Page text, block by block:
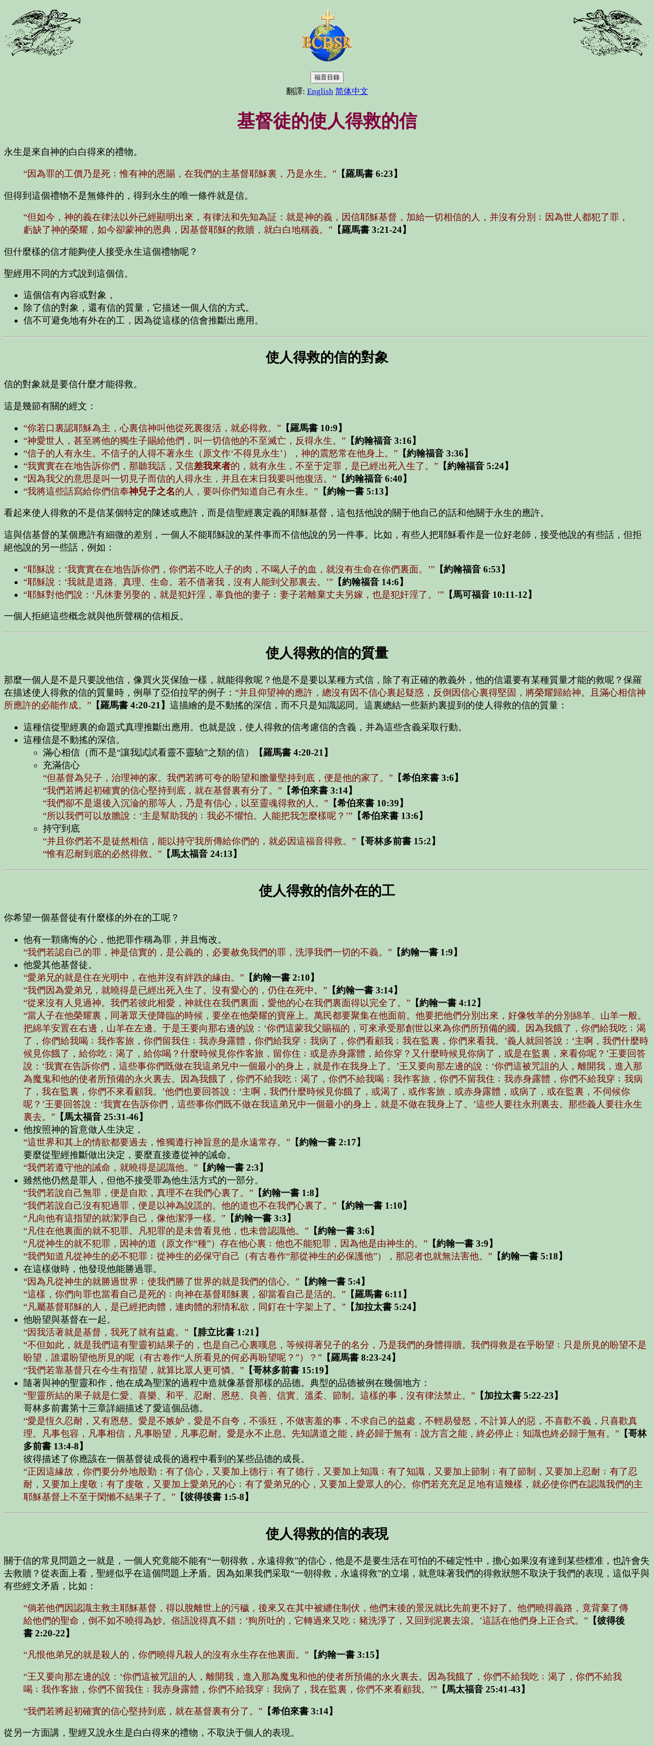
福音目錄
翻譯: English 简体中文
基督徒的使人得救的信
永生是來自神的白白得來的禮物。
“因為罪的工價乃是死﹔惟有神的恩賜，在我們的主基督耶穌裏，乃是永生。” 【羅馬書 6:23】
但得到這個禮物不是無條件的，得到永生的唯一條件就是信。
“但如今，神的義在律法以外已經顯明出來，有律法和先知為証：就是神的義，因信耶穌基督，加給一切相信的人，并沒有分別﹔因為世人都犯了罪，
虧缺了神的榮耀，如今卻蒙神的恩典，因基督耶穌的救贖，就白白地稱義。” 【羅馬書 3:21-24】
但什麼樣的信才能夠使人接受永生這個禮物呢？
聖經用不同的方式說到這個信。
這個信有內容或對象，
除了信的對象，還有信的質量，它描述一個人信的方式。
信不可避免地有外在的工，因為從這樣的信會推斷出應用。
使人得救的信的對象
信的對象就是要信什麼才能得救。
這是幾節有關的經文：
“你若口裏認耶穌為主，心裏信神叫他從死裏復活，就必得救。” 【羅馬書 10:9】
“神愛世人，甚至將他的獨生子賜給他們，叫一切信他的不至滅亡，反得永生。” 【約翰福音 3:16】
“信子的人有永生。不信子的人得不著永生（原文作‘不得見永生’），神的震怒常在他身上。” 【約翰福音 3:36】
“我實實在在地告訴你們，那聽我話，又信差我來者的，就有永生，不至于定罪，是已經出死入生了。” 【約翰福音 5:24】
“因為我父的意思是叫一切見子而信的人得永生，并且在末日我要叫他復活。” 【約翰福音 6:40】
“我將這些話寫給你們信奉神兒子之名的人，要叫你們知道自己有永生。” 【約翰一書 5:13】
看起來使人得救的不是信某個特定的陳述或應許，而是信聖經裏定義的耶穌基督，這包括他說的關于他自己的話和他關于永生的應許。
這與信基督的某個應許有細微的差別，一個人不能耶穌說的某件事而不信他說的另一件事。比如，有些人把耶穌看作是一位好老師，接受他說的有些話，但拒
絕他說的另一些話，例如：
“耶穌說：‘我實實在在地告訴你們，你們若不吃人子的肉，不喝人子的血，就沒有生命在你們裏面。’” 【約翰福音 6:53】
“耶穌說：‘我就是道路、真理、生命。若不借著我，沒有人能到父那裏去。’” 【約翰福音 14:6】
“耶穌對他們說：‘凡休妻另娶的，就是犯奸淫，辜負他的妻子﹔妻子若離棄丈夫另嫁，也是犯奸淫了。’” 【馬可福音 10:11-12】
一個人拒絕這些概念就與他所聲稱的信相反。
使人得救的信的質量
那麼一個人是不是只要說他信，像買火災保險一樣，就能得救呢？他是不是要以某種方式信，除了有正確的教義外，他的信還要有某種質量才能的救呢？保羅
在描述使人得救的信的質量時，例舉了亞伯拉罕的例子： “并且仰望神的應許，總沒有因不信心裏起疑惑，反倒因信心裏得堅固，將榮耀歸給神。且滿心相信神
所應許的必能作成。” 【羅馬書 4:20-21】 這描繪的是不動搖的深信，而不只是知識認同。這裏總結一些新約裏提到的使人得救的信的質量：
這種信從聖經裏的命題式真理推斷出應用。也就是說，使人得救的信考慮信的含義，并為這些含義采取行動。
這種信是不動搖的深信。
滿心相信（而不是“讓我試試看靈不靈驗”之類的信）
【羅馬書 4:20-21】
充滿信心
“但基督為兒子，治理神的家。我們若將可夸的盼望和膽量堅持到底，便是他的家了。” 【希伯來書 3:6】
“我們若將起初確實的信心堅持到底，就在基督裏有分了。” 【希伯來書 3:14】
“我們卻不是退後入沉淪的那等人，乃是有信心，以至靈魂得救的人。” 【希伯來書 10:39】
“所以我們可以放膽說：‘主是幫助我的﹔我必不懼怕。人能把我怎麼樣呢？’” 【希伯來書 13:6】
持守到底
“并且你們若不是徒然相信，能以持守我所傳給你們的，就必因這福音得救。” 【哥林多前書 15:2】
“惟有忍耐到底的必然得救。” 【馬太福音 24:13】
使人得救的信外在的工
你希望一個基督徒有什麼樣的外在的工呢？
他有一顆痛悔的心，他把罪作稱為罪，并且悔改。
“我們若認自己的罪，神是信實的，是公義的，必要赦免我們的罪，洗淨我們一切的不義。” 【約翰一書 1:9】
他愛其他基督徒。
“愛弟兄的就是住在光明中，在他并沒有絆跌的緣由。” 【約翰一書 2:10】
“我們因為愛弟兄，就曉得是已經出死入生了。沒有愛心的，仍住在死中。” 【約翰一書 3:14】
“從來沒有人見過神。我們若彼此相愛，神就住在我們裏面，愛他的心在我們裏面得以完全了。” 【約翰一書 4:12】
“當人子在他榮耀裏，同著眾天使降臨的時候，要坐在他榮耀的寶座上。萬民都要聚集在他面前。他要把他們分別出來，好像牧羊的分別綿羊、山羊一般。
把綿羊安置在右邊，山羊在左邊。于是王要向那右邊的說：‘你們這蒙我父賜福的，可來承受那創世以來為你們所預備的國。因為我餓了，你們給我吃﹔渴
了，你們給我喝﹔我作客旅，你們留我住﹔我赤身露體，你們給我穿﹔我病了，你們看顧我﹔我在監裏，你們來看我。’義人就回答說：‘主啊，我們什麼時
候見你餓了，給你吃﹔渴了，給你喝？什麼時候見你作客旅，留你住﹔或是赤身露體，給你穿？又什麼時候見你病了，或是在監裏，來看你呢？’王要回答
說：‘我實在告訴你們，這些事你們既做在我這弟兄中一個最小的身上，就是作在我身上了。’王又要向那左邊的說：‘你們這被咒詛的人，離開我，進入那
為魔鬼和他的使者所預備的永火裏去。因為我餓了，你們不給我吃﹔渴了，你們不給我喝﹔我作客旅，你們不留我住﹔我赤身露體，你們不給我穿﹔我病
了，我在監裏，你們不來看顧我。’他們也要回答說：‘主啊，我們什麼時候見你餓了，或渴了，或作客旅，或赤身露體，或病了，或在監裏，不伺候你
呢？’王要回答說：‘我實在告訴你們，這些事你們既不做在我這弟兄中一個最小的身上，就是不做在我身上了。’這些人要往永刑裏去。那些義人要往永生
裏去。” 【馬太福音 25:31-46】
他按照神的旨意做人生決定，
“這世界和其上的情欲都要過去，惟獨遵行神旨意的是永遠常存。” 【約翰一書 2:17】
要麼從聖經推斷做出決定，要麼直接遵從神的誡命。
“我們若遵守他的誡命，就曉得是認識他。” 【約翰一書 2:3】
雖然他仍然是罪人，但他不接受罪為他生活方式的一部分。
“我們若說自己無罪，便是自欺，真理不在我們心裏了。” 【約翰一書 1:8】
“我們若說自己沒有犯過罪，便是以神為說謊的。他的道也不在我們心裏了。” 【約翰一書 1:10】
“凡向他有這指望的就潔淨自己，像他潔淨一樣。” 【約翰一書 3:3】
“凡住在他裏面的就不犯罪。凡犯罪的是未曾看見他，也未曾認識他。” 【約翰一書 3:6】
“凡從神生的就不犯罪，因神的道（原文作“種”）存在他心裏﹔他也不能犯罪，因為他是由神生的。” 【約翰一書 3:9】
“我們知道凡從神生的必不犯罪﹔從神生的必保守自己（有古卷作“那從神生的必保護他”），那惡者也就無法害他。” 【約翰一書 5:18】
在這樣做時，他發現他能勝過罪。
“因為凡從神生的就勝過世界﹔使我們勝了世界的就是我們的信心。” 【約翰一書 5:4】
“這樣，你們向罪也當看自己是死的﹔向神在基督耶穌裏，卻當看自己是活的。” 【羅馬書 6:11】
“凡屬基督耶穌的人，是已經把肉體，連肉體的邪情私欲，同釘在十字架上了。” 【加拉太書 5:24】
他盼望與基督在一起。
“因我活著就是基督，我死了就有益處。” 【腓立比書 1:21】
“不但如此，就是我們這有聖靈初結果子的，也是自己心裏嘆息，等候得著兒子的名分，乃是我們的身體得贖。我們得救是在乎盼望﹔只是所見的盼望不是
盼望，誰還盼望他所見的呢（有古卷作“人所看見的何必再盼望呢？”）？” 【羅馬書 8:23-24】
“我們若靠基督只在今生有指望，就算比眾人更可憐。” 【哥林多前書 15:19】
隨著與神的聖靈和作，他在成為聖潔的過程中造就像基督那樣的品德。典型的品德被例在幾個地方：
“聖靈所結的果子就是仁愛、喜樂、和平、忍耐、恩慈、良善、信實、溫柔、節制。這樣的事，沒有律法禁止。” 【加拉太書 5:22-23】
哥林多前書第十三章詳細描述了愛這個品德。
“愛是恆久忍耐，又有恩慈。愛是不嫉妒，愛是不自夸，不張狂，不做害羞的事，不求自己的益處，不輕易發怒，不計算人的惡，不喜歡不義，只喜歡真
理。凡事包容，凡事相信，凡事盼望，凡事忍耐。愛是永不止息。先知講道之能，終必歸于無有﹔說方言之能，終必停止﹔知識也終必歸于無有。” 【哥林
多前書 13:4-8】
彼得描述了你應該在一個基督徒成長的過程中看到的某些品德的成長。
“正因這緣故，你們要分外地殷勤：有了信心，又要加上德行﹔有了德行，又要加上知識﹔有了知識，又要加上節制﹔有了節制，又要加上忍耐﹔有了忍
耐，又要加上虔敬﹔有了虔敬，又要加上愛弟兄的心﹔有了愛弟兄的心，又要加上愛眾人的心。你們若充充足足地有這幾樣，就必使你們在認識我們的主
耶穌基督上不至于閑懶不結果子了。” 【彼得後書 1:5-8】
使人得救的信的表現
關于信的常見問題之一就是，一個人究竟能不能有“一朝得救，永遠得救”的信心，他是不是要生活在可怕的不確定性中，擔心如果沒有達到某些標准，也許會失
去救贖？從表面上看，聖經似乎在這個問題上矛盾。因為如果我們采取“一朝得救，永遠得救”的立場，就意味著我們的得救狀態不取決于我們的表現，這似乎與
有些經文矛盾，比如：
“倘若他們因認識主救主耶穌基督，得以脫離世上的污穢，後來又在其中被纏住制伏，他們末後的景況就比先前更不好了。他們曉得義路，竟背棄了傳
給他們的聖命，倒不如不曉得為妙。俗語說得真不錯：‘狗所吐的，它轉過來又吃﹔豬洗淨了，又回到泥裏去滾。’這話在他們身上正合式。” 【彼得後
書 2:20-22】
“凡恨他弟兄的就是殺人的，你們曉得凡殺人的沒有永生存在他裏面。” 【約翰一書 3:15】
“王又要向那左邊的說：‘你們這被咒詛的人，離開我，進入那為魔鬼和他的使者所預備的永火裏去。因為我餓了，你們不給我吃﹔渴了，你們不給我
喝﹔我作客旅，你們不留我住﹔我赤身露體，你們不給我穿﹔我病了，我在監裏，你們不來看顧我。’” 【馬太福音 25:41-43】
“我們若將起初確實的信心堅持到底，就在基督裏有分了。” 【希伯來書 3:14】
從另一方面講，聖經又說永生是白白得來的禮物，不取決于個人的表現。